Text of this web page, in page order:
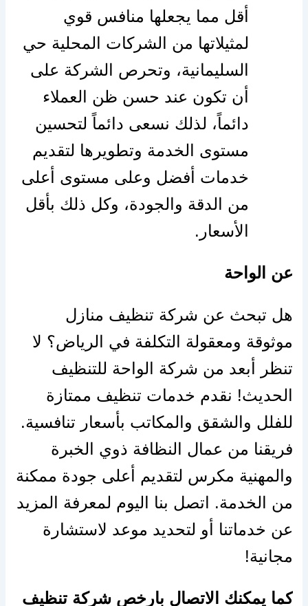
أقل مما يجعلها منافس قوي
لمثيلاتها من الشركات المحلية حي
السليمانية، وتحرص الشركة على
أن تكون عند حسن ظن العملاء
دائماً، لذلك نسعى دائماً لتحسين
مستوى الخدمة وتطويرها لتقديم
خدمات أفضل وعلى مستوى أعلى
من الدقة والجودة، وكل ذلك بأقل
الأسعار.
عن الواحة
هل تبحث عن شركة تنظيف منازل
موثوقة ومعقولة التكلفة في الرياض؟ لا
تنظر أبعد من شركة الواحة للتنظيف
الحديث! نقدم خدمات تنظيف ممتازة
للفلل والشقق والمكاتب بأسعار تنافسية.
فريقنا من عمال النظافة ذوي الخبرة
والمهنية مكرس لتقديم أعلى جودة ممكنة
من الخدمة. اتصل بنا اليوم لمعرفة المزيد
عن خدماتنا أو لتحديد موعد لاستشارة
مجانية!
كما يمكنك الاتصال بارخص شركة تنظيف